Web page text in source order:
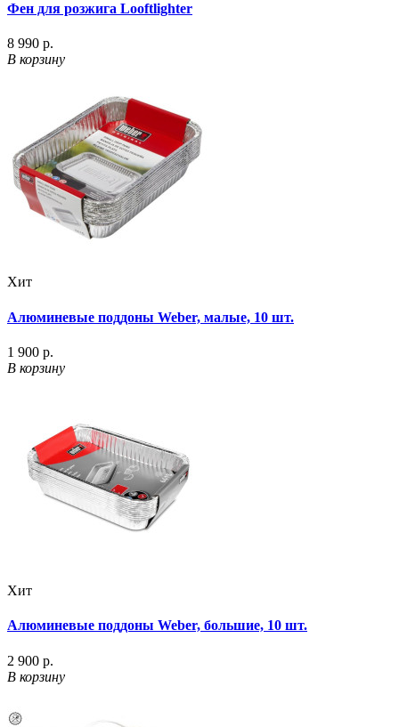
Фен для розжига Looftlighter
8 990 р.
В корзину
Хит
Алюминевые поддоны Weber, малые, 10 шт.
1 900 р.
В корзину
Хит
Алюминевые поддоны Weber, большие, 10 шт.
2 900 р.
В корзину